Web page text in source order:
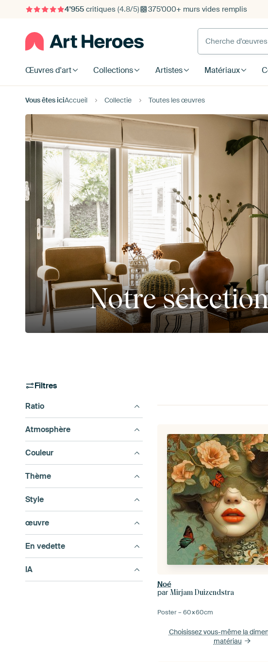
4'955critiques (4.8/5) 375'000+ murs vides remplis
Cherche d'œuvres
Œuvres d'art Collections Artistes Matériaux
Vous êtes iciAccueil Collectie Toutes les œuvres
Notre
Filtres
Ratio
Atmosphère
Couleur
Thème
Style
œuvre
En vedette
IA
Noé
parMirjam Duizendstra
Poster –60×60cm
Choisissez vous-même la
matériau